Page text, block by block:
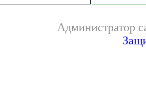
Администратор